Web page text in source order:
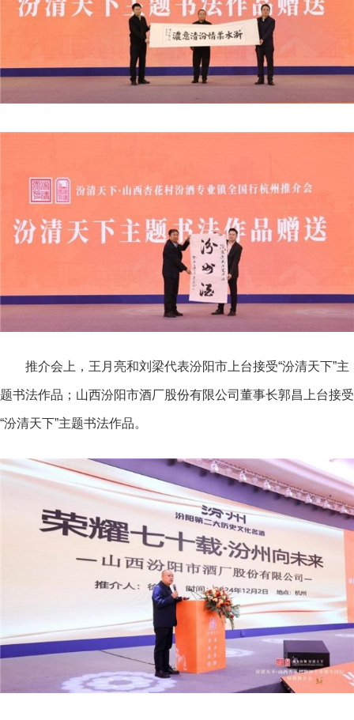
推介会上，王月亮和刘梁代表汾阳市上台接受“汾清天下”主
题书法作品；山西汾阳市酒厂股份有限公司董事长郭昌上台接受
“汾清天下”主题书法作品。